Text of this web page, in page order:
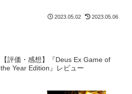
2023.05.02 2023.05.06
【評価・感想】『Deus Ex Game of
the Year Edition』レビュー